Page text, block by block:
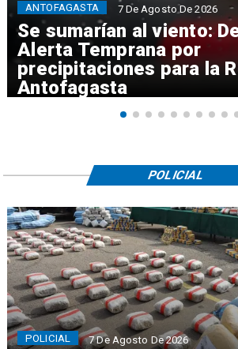
Se sumarían al viento:
Alerta Temprana por
precipitaciones para la
Antofagasta
ANTOFAGASTA 7 De Agosto De 2026
POLICIAL 7 De Agosto De 2026
POLICIAL